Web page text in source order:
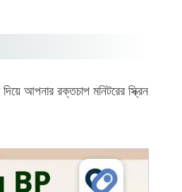
আপনার রক্তচাপ মনিটরের স্ক্রিন